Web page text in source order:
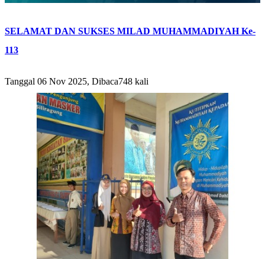
SELAMAT DAN SUKSES MILAD MUHAMMADIYAH Ke-
113
Tanggal 06 Nov 2025, Dibaca748 kali